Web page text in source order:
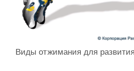
Виды отжимания для